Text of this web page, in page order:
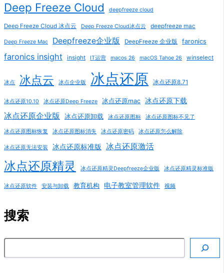
Deep Freeze Cloud deepfreeze cloud
Deep Freeze Cloud 冰点云 Deep Freeze Cloud冰点云 deepfreeze mac
Deep Freeze Mac Deepfreeze企业版 DeepFreeze 企业版 faronics
faronics insight insight IT运营 macos 26 macOS Tahoe 26 winselect
冰点 冰点云 冰点企业版 冰点还原 冰点还原8.71
冰点还原10.10 冰点还原Deep Freeze 冰点还原mac 冰点还原下载
冰点还原企业版 冰点还原卸载 冰点还原图标 冰点还原图标不见了
冰点还原图标恢复 冰点还原图标消失 冰点还原密码 冰点还原怎么解除
冰点还原无法安装 冰点还原标准版 冰点还原激活
冰点还原精灵 冰点还原精灵Deepfreeze企业版 冰点还原精灵标准版
冰点还原软件 安装与卸载 教育机构 电子教室管理软件 视频
搜索